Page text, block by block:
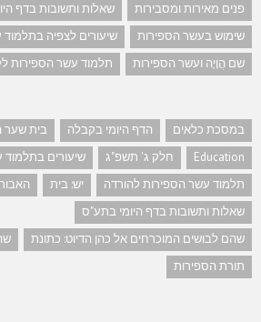
פנים מאירות ומסבירות
שאלות ותשובות בדף
שימוש בעשר הספירות
שיעורים לצפיה
שם הֲוָיָה ועשר הספירות
תלמוד עשר הספירות
במסכת כלאים הדף היומי בקבלה בית שער
Education
חלק ג' תשפ"ג
שיעורים
תלמוד עשר הספירות להורדה
יש: בית
שאלות ותשובות בדף היומי בתע"ס
שהם לבושים המוכרחים אל כהן הדיוט: כתונת
תורת הספירות